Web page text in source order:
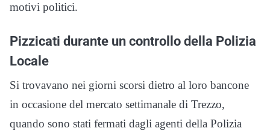
motivi politici.
Pizzicati durante un controllo della Polizia
Locale
Si trovavano nei giorni scorsi dietro al loro bancone
in occasione del mercato settimanale di Trezzo,
quando sono stati fermati dagli agenti della Polizia